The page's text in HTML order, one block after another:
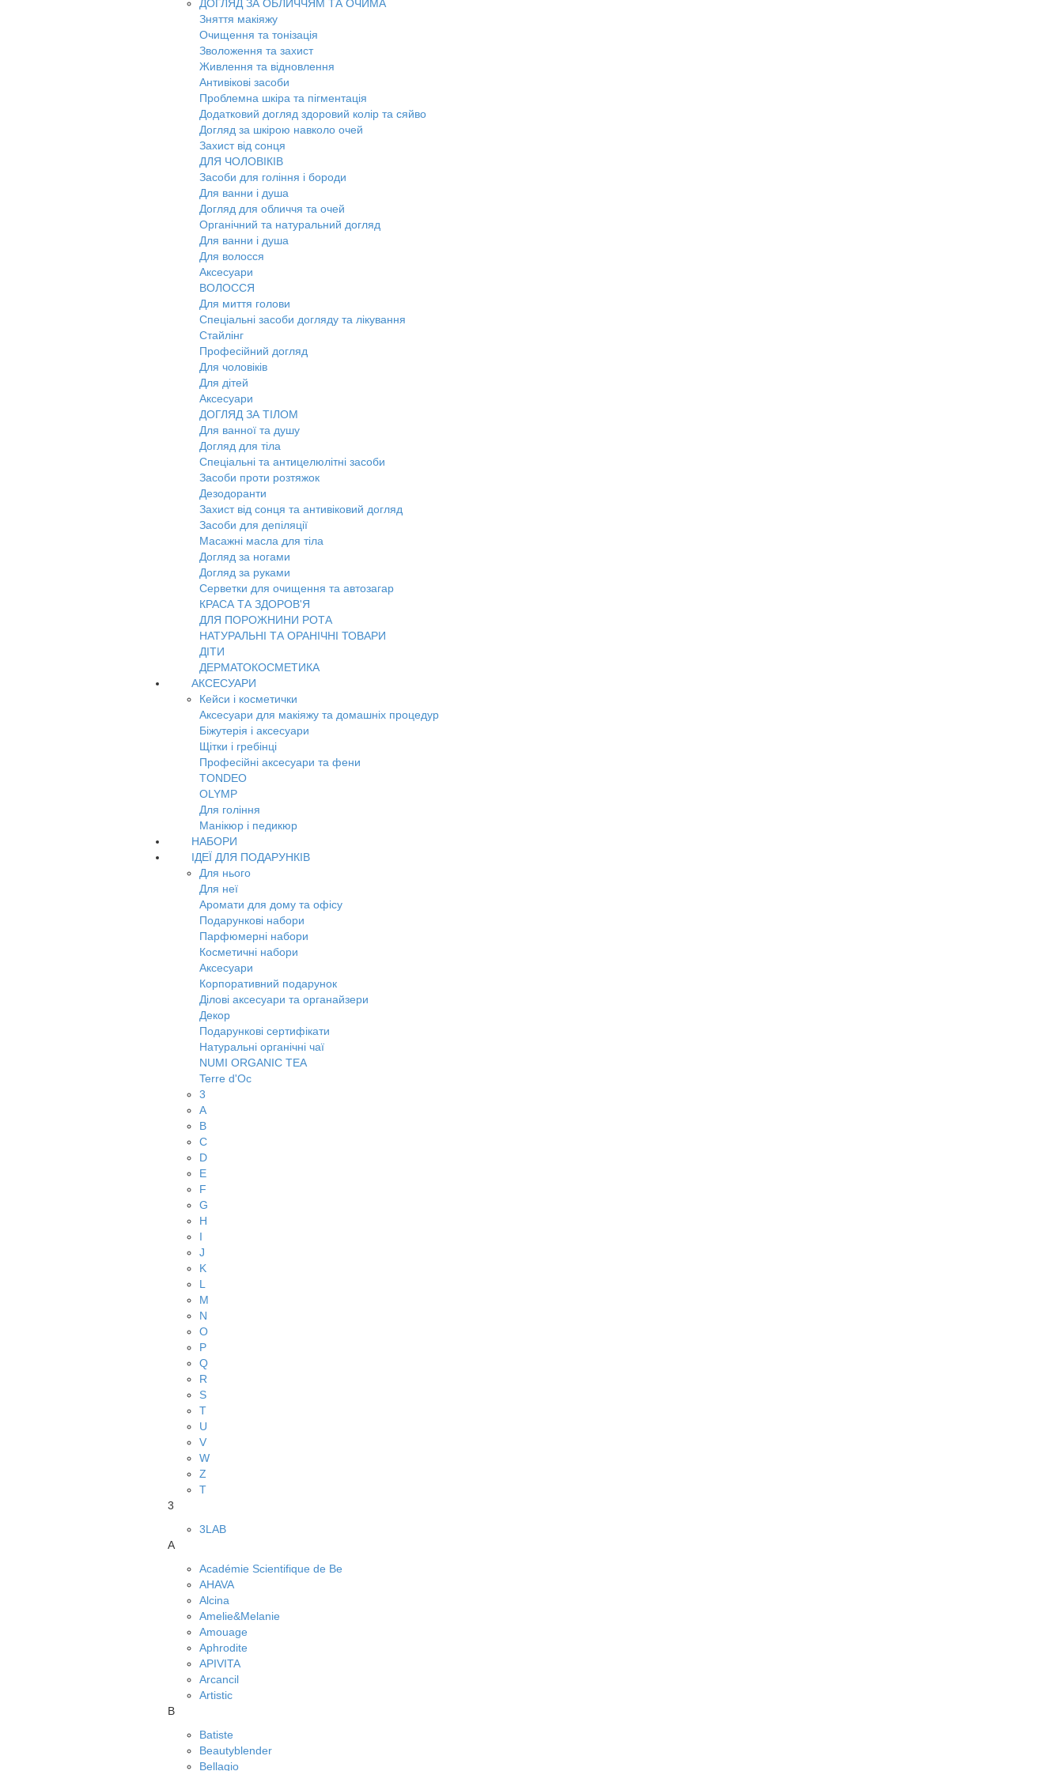
ДОГЛЯД ЗА ОБЛИЧЧЯМ ТА ОЧИМА
Зняття макіяжу
Очищення та тонізація
Зволоження та захист
Живлення та відновлення
Антивікові засоби
Проблемна шкіра та пігментація
Додатковий догляд здоровий колір та сяйво
Догляд за шкірою навколо очей
Захист від сонця
ДЛЯ ЧОЛОВІКІВ
Засоби для гоління і бороди
Для ванни і душа
Догляд для обличчя та очей
Органічний та натуральний догляд
Для ванни і душа
Для волосся
Аксесуари
ВОЛОССЯ
Для миття голови
Спеціальні засоби догляду та лікування
Стайлінг
Професійний догляд
Для чоловіків
Для дітей
Аксесуари
ДОГЛЯД ЗА ТІЛОМ
Для ванної та душу
Догляд для тіла
Спеціальні та антицелюлітні засоби
Засоби проти розтяжок
Дезодоранти
Захист від сонця та антивіковий догляд
Засоби для депіляції
Масажні масла для тіла
Догляд за ногами
Догляд за руками
Серветки для очищення та автозагар
КРАСА ТА ЗДОРОВ'Я
ДЛЯ ПОРОЖНИНИ РОТА
НАТУРАЛЬНІ ТА ОРАНІЧНІ ТОВАРИ
ДІТИ
ДЕРМАТОКОСМЕТИКА
АКСЕСУАРИ
Кейси і косметички
Аксесуари для макіяжу та домашніх процедур
Біжутерія і аксесуари
Щітки і гребінці
Професійні аксесуари та фени
TONDEO
OLYMP
Для гоління
Манікюр і педикюр
НАБОРИ
ІДЕЇ ДЛЯ ПОДАРУНКІВ
Для нього
Для неї
Аромати для дому та офісу
Подарункові набори
Парфюмерні набори
Косметичні набори
Аксесуари
Корпоративний подарунок
Ділові аксесуари та органайзери
Декор
Подарункові сертифікати
Натуральні органічні чаї
NUMI ORGANIC TEA
Terre d'Oc
3
A
B
C
D
E
F
G
H
I
J
K
L
M
N
O
P
Q
R
S
T
U
V
W
Z
Т
3
3LAB
A
Académie Scientifique de Be
AHAVA
Alcina
Amelie&Melanie
Amouage
Aphrodite
APIVITA
Arcancil
Artistic
B
Batiste
Beautyblender
Bellagio